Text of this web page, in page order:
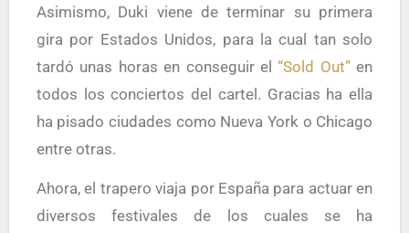
Asimismo, Duki viene de terminar su primera
gira por Estados Unidos, para la cual tan solo
tardó unas horas en conseguir el “Sold Out”en
todos los conciertos del cartel. Gracias ha ella
ha pisado ciudades como Nueva York o Chicago
entre otras.
Ahora, el trapero viaja por España para actuar en
diversos festivales de los cuales se ha